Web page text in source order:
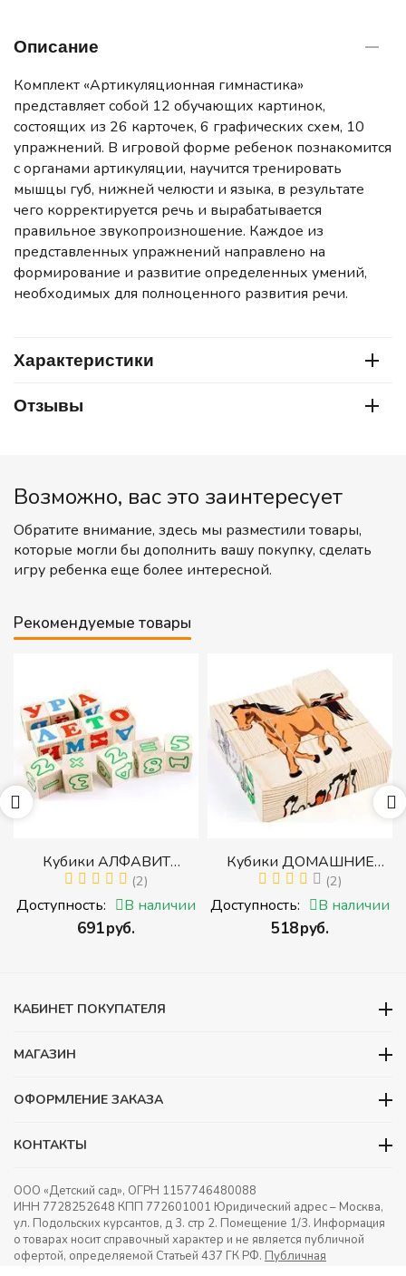
Описание
Комплект «Артикуляционная гимнастика»
представляет собой 12 обучающих картинок,
состоящих из 26 карточек, 6 графических схем, 10
упражнений. В игровой форме ребенок познакомится
с органами артикуляции, научится тренировать
мышцы губ, нижней челюсти и языка, в результате
чего корректируется речь и вырабатывается
правильное звукопроизношение. Каждое из
представленных упражнений направлено на
формирование и развитие определенных умений,
необходимых для полноценного развития речи.
Характеристики
Отзывы
Возможно, вас это заинтересует
Обратите внимание, здесь мы разместили товары,
которые могли бы дополнить вашу покупку, сделать
игру ребенка еще более интересной.
Рекомендуемые товары
Кубики АЛФАВИТ
РУССКИЙ С ЦИФРАМИ
(Томик) (Набор кубиков с
буквами, цифрами,
математическими знаками
(2)
Доступность: В наличии
‍691‍руб.
Кубики ДОМАШНИЕ
ЖИВОТНЫЕ (Томик)
(Набор кубиков
разрезных (складных))
(2)
Доступность: В наличии
‍518‍руб.
КАБИНЕТ ПОКУПАТЕЛЯ
МАГАЗИН
ОФОРМЛЕНИЕ ЗАКАЗА
КОНТАКТЫ
ООО «Детский сад», ОГРН 1157746480088
ИНН 7728252648 КПП 772601001 Юридический адрес – Москва,
ул. Подольских курсантов, д 3. стр 2. Помещение 1/3. Информация
о товарах носит справочный характер и не является публичной
офертой, определяемой Статьей 437 ГК РФ. Публичная